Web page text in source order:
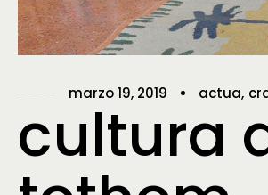
marzo 19, 2019 actua
cultura